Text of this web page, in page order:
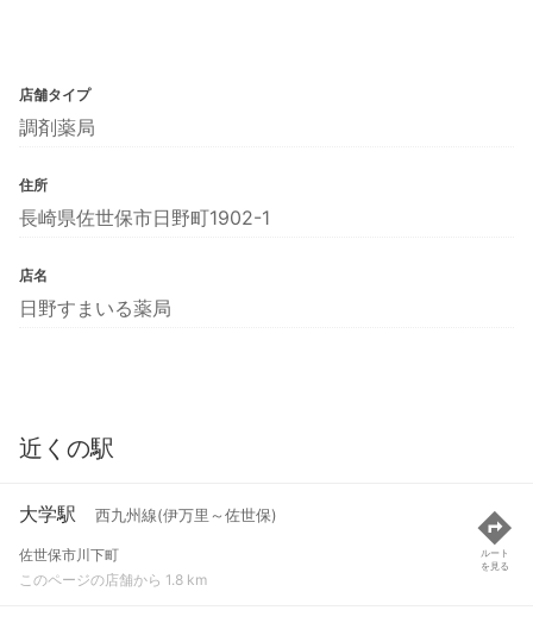
店舗タイプ
調剤薬局
住所
長崎県佐世保市日野町1902-1
店名
日野すまいる薬局
近くの駅
大学駅 西九州線(伊万里～佐世保)
佐世保市川下町
このページの店舗から 1.8 km
ルート
を見る